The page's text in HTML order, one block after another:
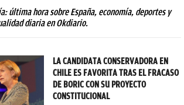
última hora sobre España, economía, deportes y
diaria en Okdiario.
LA CANDIDATA CONSERVADORA EN
CHILE ES FAVORITA TRAS EL FRACASO
DE BORIC CON SU PROYECTO
CONSTITUCIONAL